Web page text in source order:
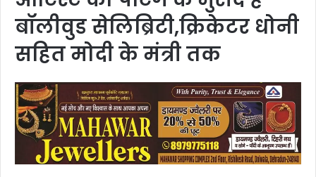
बॉलीवुड सेलिब्रिटी,क्रिकेटर धोनी
सहित मोदी के मंत्री तक